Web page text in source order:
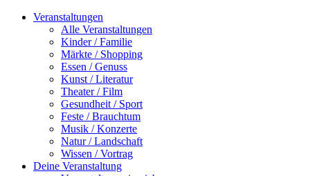
Veranstaltungen
Alle Veranstaltungen
Kinder / Familie
Märkte / Shopping
Essen / Genuss
Kunst / Literatur
Theater / Film
Gesundheit / Sport
Feste / Brauchtum
Musik / Konzerte
Natur / Landschaft
Wissen / Vortrag
Deine Veranstaltung